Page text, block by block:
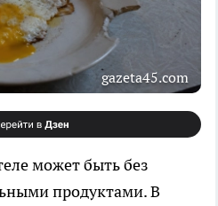
gazeta45.com
может быть без
продуктами. В